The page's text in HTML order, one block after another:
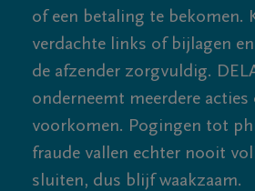
of een betaling te bekomen.
verdachte links of bijlagen
de afzender zorgvuldig.
onderneemt meerdere
voorkomen. Pogingen tot
fraude vallen echter nooit
sluiten, dus blijf waakzaam.